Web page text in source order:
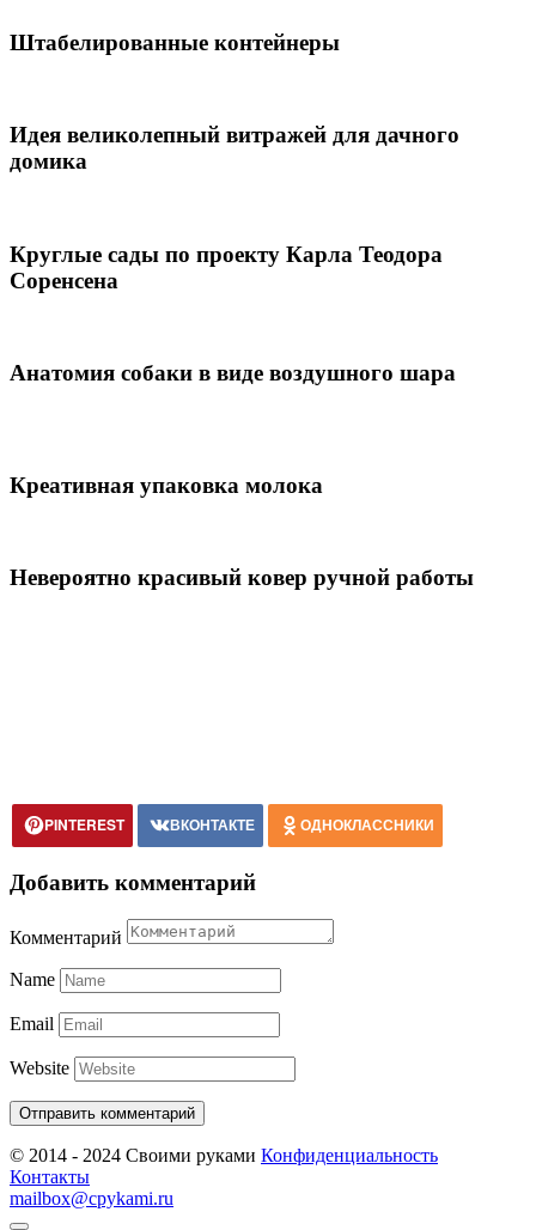
Штабелированные контейнеры
Идея великолепный витражей для дачного
домика
Круглые сады по проекту Карла Теодора
Соренсена
Анатомия собаки в виде воздушного шара
Креативная упаковка молока
Невероятно красивый ковер ручной работы
PINTEREST ВКОНТАКТЕ ОДНОКЛАССНИКИ
Добавить комментарий
Комментарий
Name
Email
Website
© 2014 - 2024 Своими руками Конфиденциальность
Контакты
mailbox@cpykami.ru